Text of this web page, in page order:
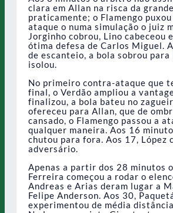
clara em Allan na risca da
praticamente; o Flamengo
ataque o numa simulação o juiz
Jorginho cobrou, Lino cabeceou
ótima defesa de Carlos Miguel.
de escanteio, a bola sobrou para
isolou.
No primeiro contra-ataque que
final, o Verdão ampliou a
finalizou, a bola bateu no
ofereceu para Allan, que de
cansado, o Flamengo passou a
qualquer maneira. Aos 16
chutou para fora. Aos 17, López
adversário.
Apenas a partir dos 28 minutos
Ferreira começou a rodar o
Andreas e Arias deram lugar a
Felipe Anderson. Aos 30,
experimentou de média